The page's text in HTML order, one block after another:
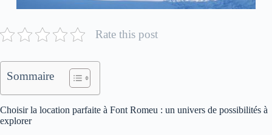
Rate this post
Sommaire
Choisir la location parfaite à Font Romeu : un univers de possibilités à
explorer